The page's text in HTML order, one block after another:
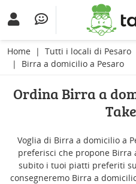
Home Tutti i locali di Pesaro
Birra a domicilio a Pesaro
Ordina Birra a
Voglia di Birra a domicilio a
preferisci che propone Birra
subito i tuoi piatti preferiti
consegneremo Birra a